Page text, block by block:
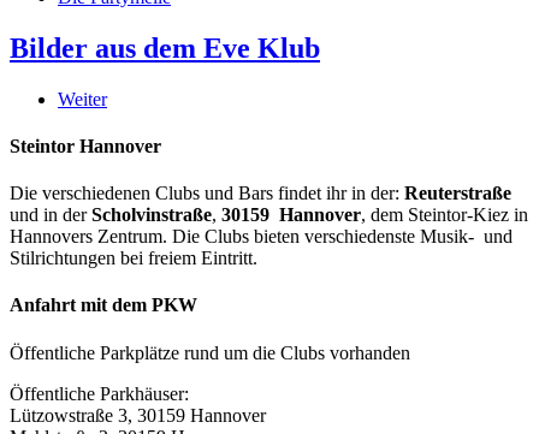
Bilder aus dem Eve Klub
Weiter
Steintor Hannover
Die verschiedenen Clubs und Bars findet ihr in der: Reuterstraße
und in derScholvinstraße, 30159 Hannover, dem Steintor-Kiez in
Hannovers Zentrum. Die Clubs bieten verschiedenste Musik- und
Stilrichtungen bei freiem Eintritt.
Anfahrt mit dem PKW
Öffentliche Parkplätze rund um die Clubs vorhanden
Öffentliche Parkhäuser:
Lützowstraße 3, 30159 Hannover